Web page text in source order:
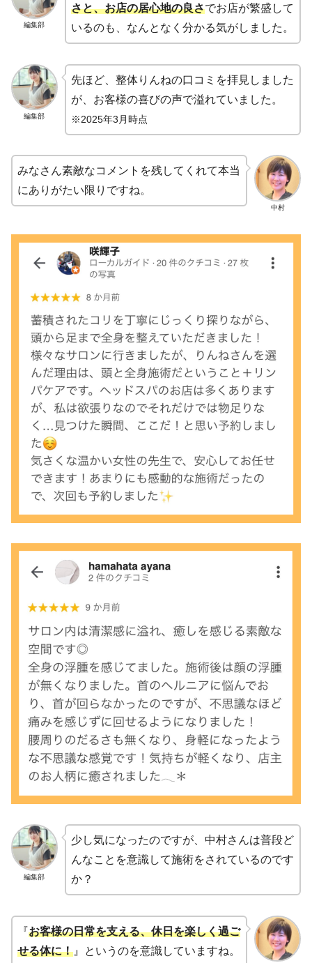
編集部
さと、お店の居心地の良さでお店が繁盛して
いるのも、なんとなく分かる気がしました。
編集部
先ほど、整体りんねの口コミを拝見しました
が、お客様の喜びの声で溢れていました。
※2025年3月時点
中村
みなさん素敵なコメントを残してくれて本当
にありがたい限りですね。
編集部
少し気になったのですが、中村さんは普段ど
んなことを意識して施術をされているのです
か？
『お客様の日常を支える、休日を楽しく過ご
せる体に！ 』というのを意識していますね。